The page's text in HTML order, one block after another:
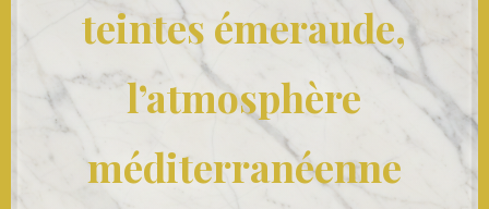
teintes émeraude,
l’atmosphère
méditerranéenne